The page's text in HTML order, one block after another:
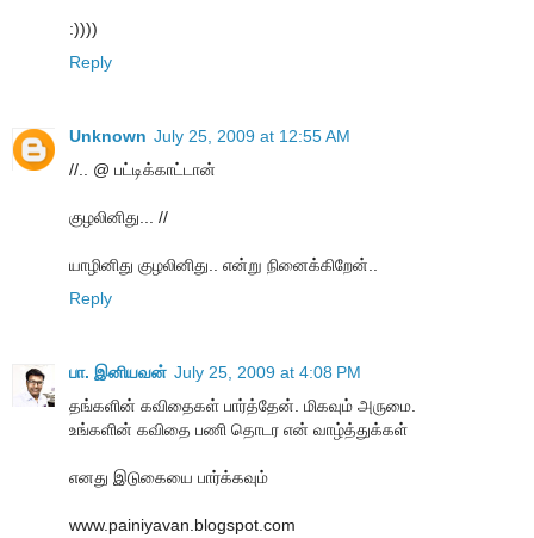
:))))
Reply
Unknown July 25, 2009 at 12:55 AM
//.. @ பட்டிக்காட்டான்
குழலினிது... //
யாழினிது குழலினிது.. என்று நினைக்கிறேன்..
Reply
பா. இனியவன் July 25, 2009 at 4:08 PM
தங்களின் கவிதைகள் பார்த்தேன். மிகவும் அருமை.
உங்களின் கவிதை பணி தொடர என் வாழ்த்துக்கள்
எனது இடுகையை பார்க்கவும்
www.painiyavan.blogspot.com